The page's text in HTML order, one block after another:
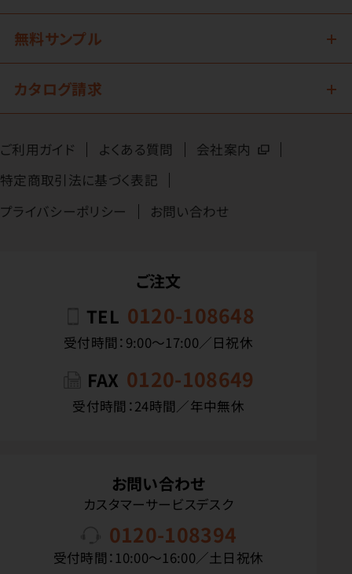
無料サンプル
カタログ請求
ご利用ガイド よくある質問
会社案内
特定商取引法に基づく表記
プライバシーポリシー
お問い合わせ
ご注文
TEL 0120-108648
受付時間：9:00〜17:00／日祝休
FAX 0120-108649
受付時間：24時間／年中無休
お問い合わせ
カスタマーサービスデスク
0120-108394
受付時間：10:00〜16:00／土日祝休